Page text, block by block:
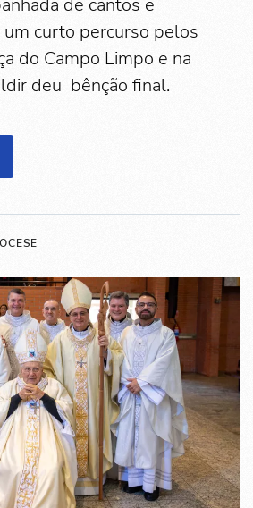
de cantos e
curto percurso pelos
do Campo Limpo e na
deu bênção final.